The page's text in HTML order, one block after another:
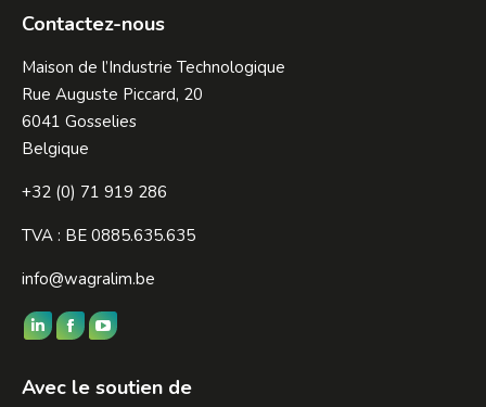
Contactez-nous
Maison de l’Industrie Technologique
Rue Auguste Piccard, 20
6041 Gosselies
Belgique
+32 (0) 71 919 286
TVA : BE 0885.635.635
info@wagralim.be
Trouvez nous sur :
Facebook
opens
YouTube
opens
LinkedIn
opens
Avec le soutien de